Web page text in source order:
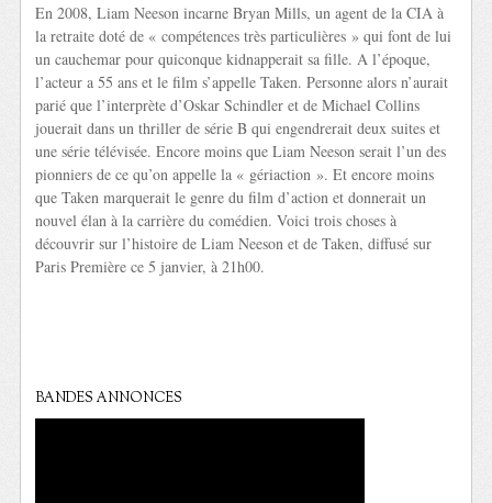
En 2008, Liam Neeson incarne Bryan Mills, un agent de la CIA à
la retraite doté de « compétences très particulières » qui font de lui
un cauchemar pour quiconque kidnapperait sa fille. A l’époque,
l’acteur a 55 ans et le film s’appelle Taken. Personne alors n’aurait
parié que l’interprète d’Oskar Schindler et de Michael Collins
jouerait dans un thriller de série B qui engendrerait deux suites et
une série télévisée. Encore moins que Liam Neeson serait l’un des
pionniers de ce qu’on appelle la « gériaction ». Et encore moins
que Taken marquerait le genre du film d’action et donnerait un
nouvel élan à la carrière du comédien. Voici trois choses à
découvrir sur l’histoire de Liam Neeson et de Taken, diffusé sur
Paris Première ce 5 janvier, à 21h00.
BANDES ANNONCES